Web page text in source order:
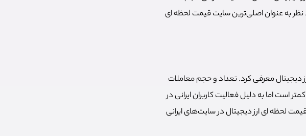
به عنوان اصلی‌ترین سایت قیمت لحظه ای
دیجیتال معرفی کرد. تعداد و حجم معاملات
است اما به دلیل فعالیت کاربران ایرانی در
لحظه ای ارز دیجیتال در سایت‌های ایرانی